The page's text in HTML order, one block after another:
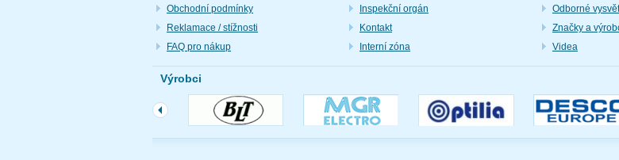
Obchodní podmínky
Reklamace / stížnosti
FAQ pro nákup
Inspekční orgán
Kontakt
Interní zóna
Odborné
Značky a
Videa
Výrobci